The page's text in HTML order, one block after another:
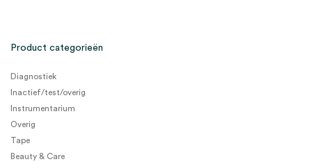
Product categorieën
Diagnostiek
Inactief/test/overig
Instrumentarium
Overig
Tape
Beauty & Care